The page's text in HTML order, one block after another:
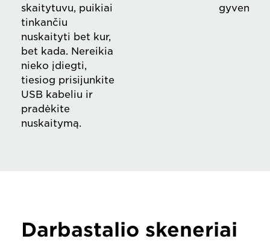
skaitytuvu, puikiai
tinkančiu
nuskaityti bet kur,
bet kada. Nereikia
nieko įdiegti,
tiesiog prisijunkite
USB kabeliu ir
pradėkite
nuskaitymą.
Darbastalio skeneriai